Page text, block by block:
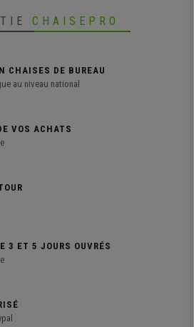
CHAISEPRO
CHAISES DE BUREAU
au niveau national
VOS ACHATS
3 ET 5 JOURS OUVRÉS